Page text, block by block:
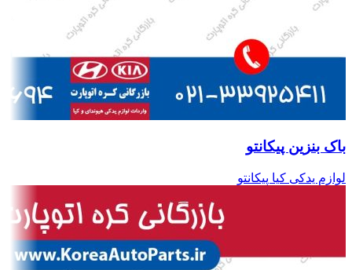
باک بنزین پیکانتو
لوازم یدکی کیا پیکانتو